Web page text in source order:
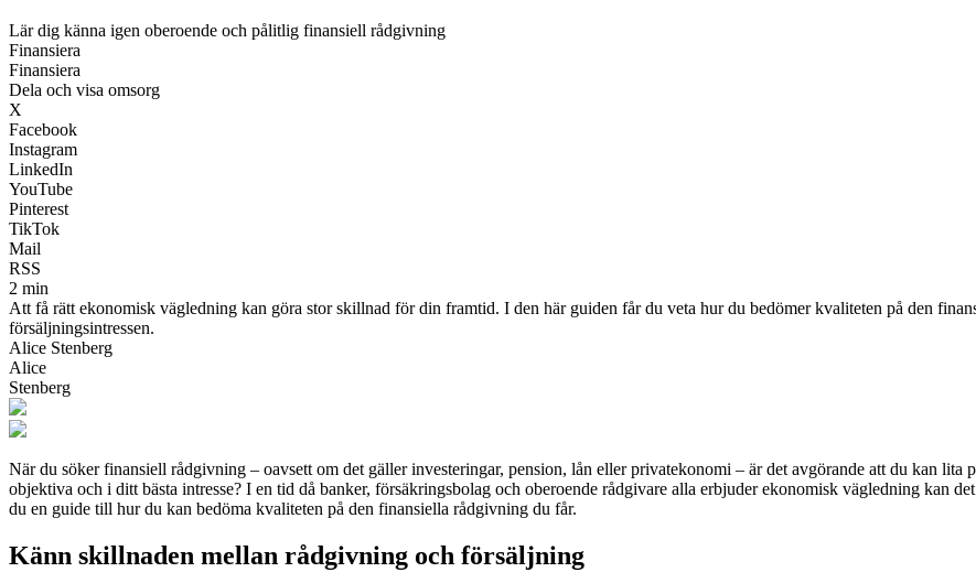
Lär dig känna igen oberoende och pålitlig finansiell rådgivning
Finansiera
Finansiera
Dela och visa omsorg
X
Facebook
Instagram
LinkedIn
YouTube
Pinterest
TikTok
Mail
RSS
2 min
Att få rätt ekonomisk vägledning kan göra stor skillnad för din framtid. I den här guiden får du veta hur du bedömer kvaliteten på den
försäljningsintressen.
Alice Stenberg
Alice
Stenberg
När du söker finansiell rådgivning – oavsett om det gäller investeringar, pension, lån eller privatekonomi – är det avgörande att du kan
objektiva och i ditt bästa intresse? I en tid då banker, försäkringsbolag och oberoende rådgivare alla erbjuder ekonomisk vägledning kan
du en guide till hur du kan bedöma kvaliteten på den finansiella rådgivning du får.
Känn skillnaden mellan rådgivning och försäljning